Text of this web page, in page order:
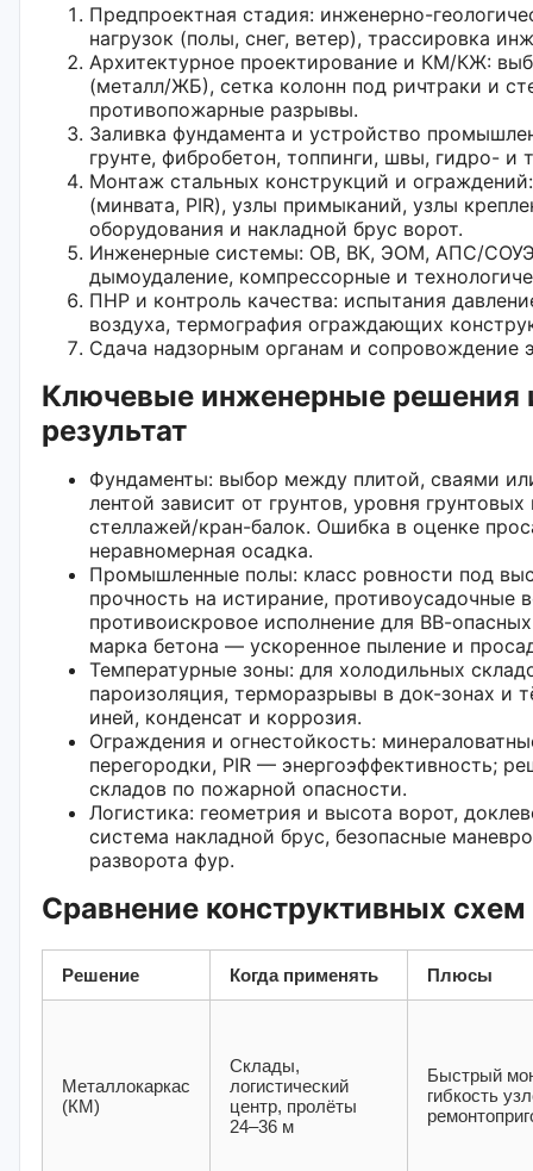
Предпроектная стадия: инженерно-
нагрузок (полы, снег, ветер), трассировка
Архитектурное проектирование и КМ/КЖ:
(металл/ЖБ), сетка колонн под ричтраки и
противопожарные разрывы.
Заливка фундамента и устройство
грунте, фибробетон, топпинги, швы, гидро- и
Монтаж стальных конструкций и
(минвата, PIR), узлы примыканий, узлы
оборудования и накладной брус ворот.
Инженерные системы: ОВ, ВК, ЭОМ, АПС/
дымоудаление, компрессорные и
ПНР и контроль качества: испытания
воздуха, термография ограждающих
Сдача надзорным органам и сопровождение
Ключевые инженерные решения
результат
Фундаменты: выбор между плитой, сваями
лентой зависит от грунтов, уровня
стеллажей/кран-балок. Ошибка в оценке
неравномерная осадка.
Промышленные полы: класс ровности под
прочность на истирание, противоусадочные
противоискровое исполнение для ВВ-
марка бетона — ускоренное пыление и
Температурные зоны: для холодильных
пароизоляция, терморазрывы в док-зонах и
иней, конденсат и коррозия.
Ограждения и огнестойкость:
перегородки, PIR — энергоэффективность;
складов по пожарной опасности.
Логистика: геометрия и высота ворот,
система накладной брус, безопасные
разворота фур.
Сравнение конструктивных схем
Решение Когда применять Плюсы
Металлокаркас
(КМ)
Склады,
логистический
центр, пролёты
24–36 м
Быстрый
гибкость